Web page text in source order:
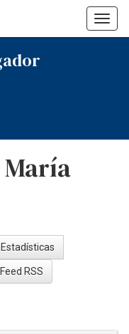
María
Feed RSS